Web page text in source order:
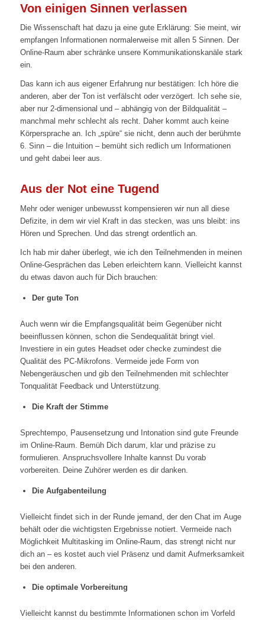
Von einigen Sinnen verlassen
Die Wissenschaft hat dazu ja eine gute Erklärung: Sie meint, wir
empfangen Informationen normalerweise mit allen 5 Sinnen. Der
Online-Raum aber schränke unsere Kommunikationskanäle stark
ein.
Das kann ich aus eigener Erfahrung nur bestätigen: Ich höre die
anderen, aber der Ton ist verfälscht oder verzögert. Ich sehe sie,
aber nur 2-dimensional und – abhängig von der Bildqualität –
manchmal mehr schlecht als recht. Daher kommt auch keine
Körpersprache an. Ich „spüre“ sie nicht, denn auch der berühmte
6. Sinn – die Intuition – bemüht sich redlich um Informationen
und geht dabei leer aus.
Aus der Not eine Tugend
Mehr oder weniger unbewusst kompensieren wir nun all diese
Defizite, in dem wir viel Kraft in das stecken, was uns bleibt: ins
Hören und Sprechen. Und das strengt ordentlich an.
Ich hab mir daher überlegt, wie ich den Teilnehmenden in meinen
Online-Gesprächen das Leben erleichtern kann. Vielleicht kannst
du etwas davon auch für Dich brauchen:
Der gute Ton
Auch wenn wir die Empfangsqualität beim Gegenüber nicht
beeinflussen können, schon die Sendequalität bringt viel.
Investiere in ein gutes Headset oder checke zumindest die
Qualität des PC-Mikrofons. Vermeide jede Form von
Nebengeräuschen und gib den Teilnehmenden mit schlechter
Tonqualität Feedback und Unterstützung.
Die Kraft der Stimme
Sprechtempo, Pausensetzung und Intonation sind gute Freunde
im Online-Raum. Bemüh Dich darum, klar und präzise zu
formulieren. Anspruchsvollere Inhalte kannst Du vorab
vorbereiten. Deine Zuhörer werden es dir danken.
Die Aufgabenteilung
Vielleicht findet sich in der Runde jemand, der den Chat im Auge
behält oder die wichtigsten Ergebnisse notiert. Vermeide nach
Möglichkeit Multitasking im Online-Raum, das strengt nicht nur
dich an – es kostet auch viel Präsenz und damit Aufmerksamkeit
bei den anderen.
Die optimale Vorbereitung
Vielleicht kannst du bestimmte Informationen schon im Vorfeld